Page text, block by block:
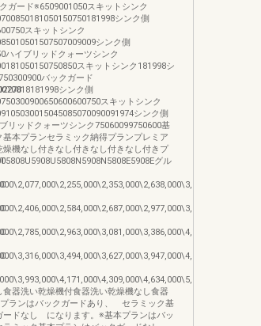
ガード※6509001050スキットシンク
シンク側
スキットシンク
シンク側
ハイブリッドクォーツシンク
スキットシンク181998シ
バックガード
シンク側
スキットシンク
シンク側
リッドクォーツシンク75060099750600基
本プランセラミック納得プランプレミア
燥機なし付きなし付きなし付きなし付きプ
グル
器洗い乾燥機付食器洗い乾燥機なし食器
ランはバックガードあり、 セラミック基
ードなし になります。※基本プランはバッ